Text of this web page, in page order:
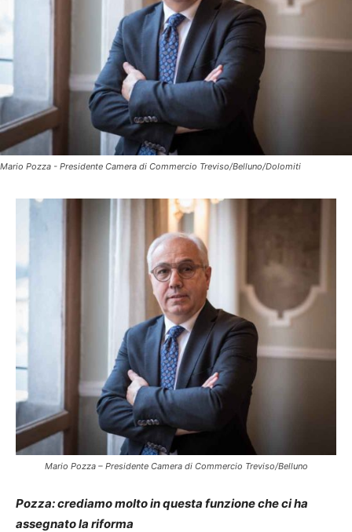
Mario Pozza - Presidente Camera di Commercio Treviso/Belluno/Dolomiti
Mario Pozza – Presidente Camera di Commercio Treviso/Belluno
Pozza: crediamo molto in questa funzione che ci ha
assegnato la riforma